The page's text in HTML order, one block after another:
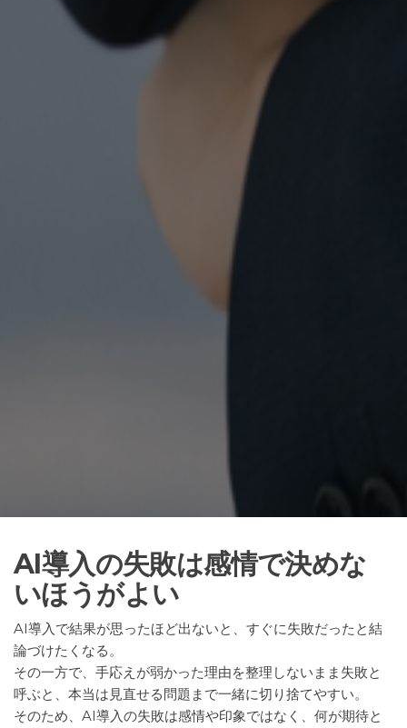
AI導入の失敗は感情で決めな
いほうがよい
AI導入で結果が思ったほど出ないと、すぐに失敗だったと結
論づけたくなる。
その一方で、手応えが弱かった理由を整理しないまま失敗と
呼ぶと、本当は見直せる問題まで一緒に切り捨てやすい。
そのため、AI導入の失敗は感情や印象ではなく、何が期待と